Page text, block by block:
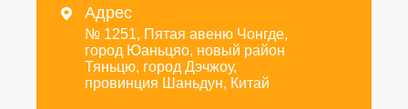
 Адрес
№ 1251, Пятая авеню Чонгде,
город Юаньцяо, новый район
Тяньцю, город Дэчжоу,
провинция Шаньдун, Китай